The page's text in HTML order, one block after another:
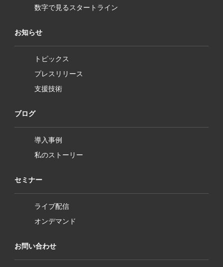
数字で見るスタートライン
お知らせ
トピックス
プレスリリース
支援技術
ブログ
導入事例
私のストーリー
セミナー
ライブ配信
オンデマンド
お問い合わせ